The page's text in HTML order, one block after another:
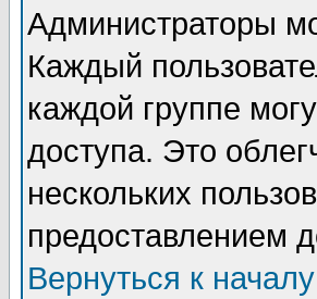
Администраторы
Каждый
каждой группе
доступа. Это
нескольких
предоставлением
Вернуться к началу